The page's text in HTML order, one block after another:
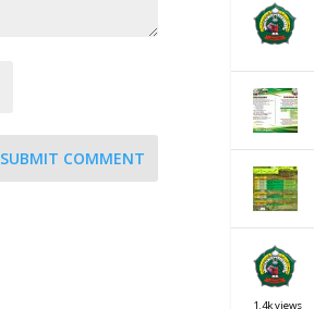
SUBMIT COMMENT
1.4k views